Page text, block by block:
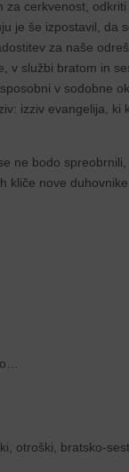
za cerkvenost,
je še izpostavil, da
za naše
v službi bratom in
v sodobne
izziv evangelija, ki
ne bodo spreobrnili,
kliče nove duhovnike.
otroški, bratsko-